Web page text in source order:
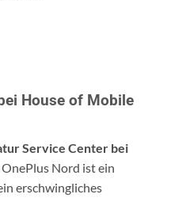
House of Mobile
Service Center bei
OnePlus Nord ist ein
erschwingliches